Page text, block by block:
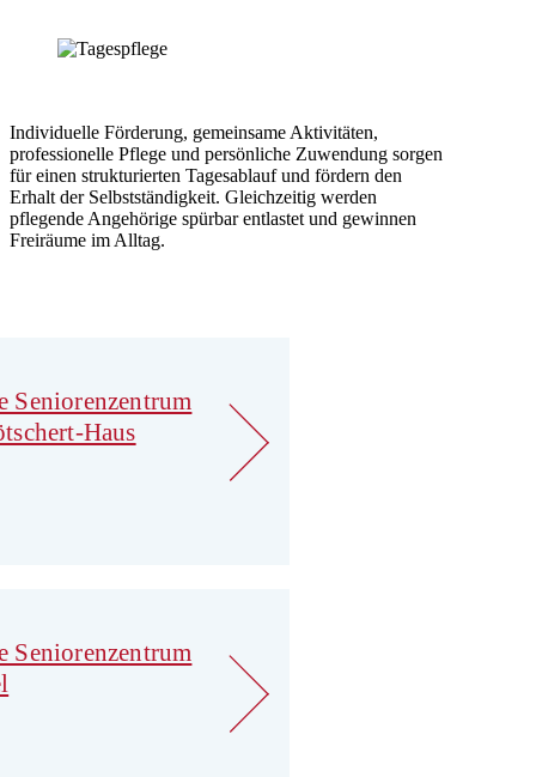
Individuelle Förderung, gemeinsame Aktivitäten,
professionelle Pflege und persönliche Zuwendung sorgen
für einen strukturierten Tagesablauf und fördern den
Erhalt der Selbstständigkeit. Gleichzeitig werden
pflegende Angehörige spürbar entlastet und gewinnen
Freiräume im Alltag.
Seniorenzentrum
Haus
Seniorenzentrum